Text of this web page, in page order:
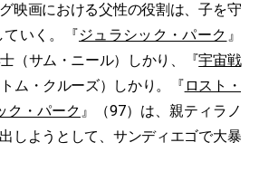
映画における父性の役割は、子を守
ていく。『ジュラシック・パーク 』
（サム・ニール）しかり、『宇宙戦
ム・クルーズ）しかり。『 ロスト・
ク・パーク 』（97）は、親ティラノ
しようとして、サンディエゴで大暴